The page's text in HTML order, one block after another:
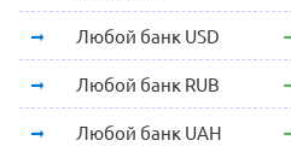
Любой банк USD
Любой банк RUB
Любой банк UAH